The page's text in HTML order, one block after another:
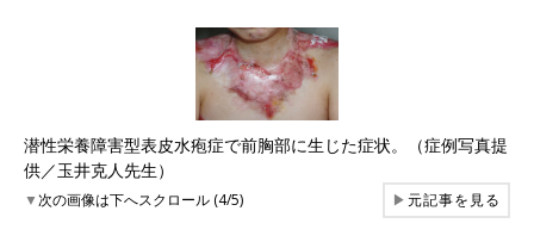
潜性栄養障害型表皮水疱症で前胸部に生じた症状。（症例写真提
供／玉井克人先生）
▼次の画像は下へスクロール (4/5) ▶元記事を見る